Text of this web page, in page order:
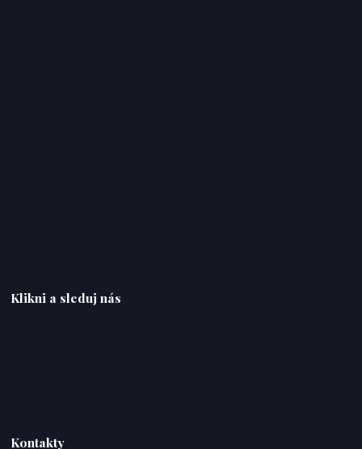
Klikni a sleduj nás
Kontakty